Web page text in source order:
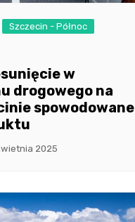
Szczecin - Północ
w
drogowego na
spowodowane
2025